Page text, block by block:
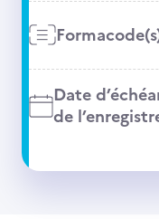
Date
de